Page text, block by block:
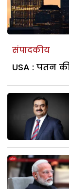
संपादकीय
USA : पतन